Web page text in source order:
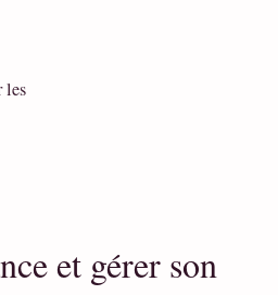
les
et gérer son